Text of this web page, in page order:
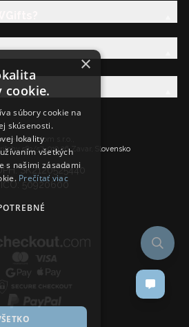
Wisdom s.r.o.,
583/57, 919 26 Zavar, Slovensko
SK2120525440
IČO: 50920600
×
cookie.
súbory cookie na
skúsenosti.
lokality
všetkých
s našimi zásadami
Prečítať viac